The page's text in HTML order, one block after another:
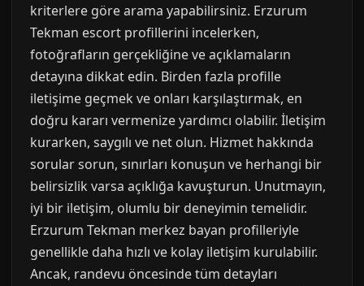
kriterlere göre arama yapabilirsiniz. Erzurum
Tekman escort profillerini incelerken,
fotoğrafların gerçekliğine ve açıklamaların
detayına dikkat edin. Birden fazla profille
iletişime geçmek ve onları karşılaştırmak, en
doğru kararı vermenize yardımcı olabilir. İletişim
kurarken, saygılı ve net olun. Hizmet hakkında
sorular sorun, sınırları konuşun ve herhangi bir
belirsizlik varsa açıklığa kavuşturun. Unutmayın,
iyi bir iletişim, olumlu bir deneyimin temelidir.
Erzurum Tekman merkez bayan profilleriyle
genellikle daha hızlı ve kolay iletişim kurulabilir.
Ancak, randevu öncesinde tüm detayları